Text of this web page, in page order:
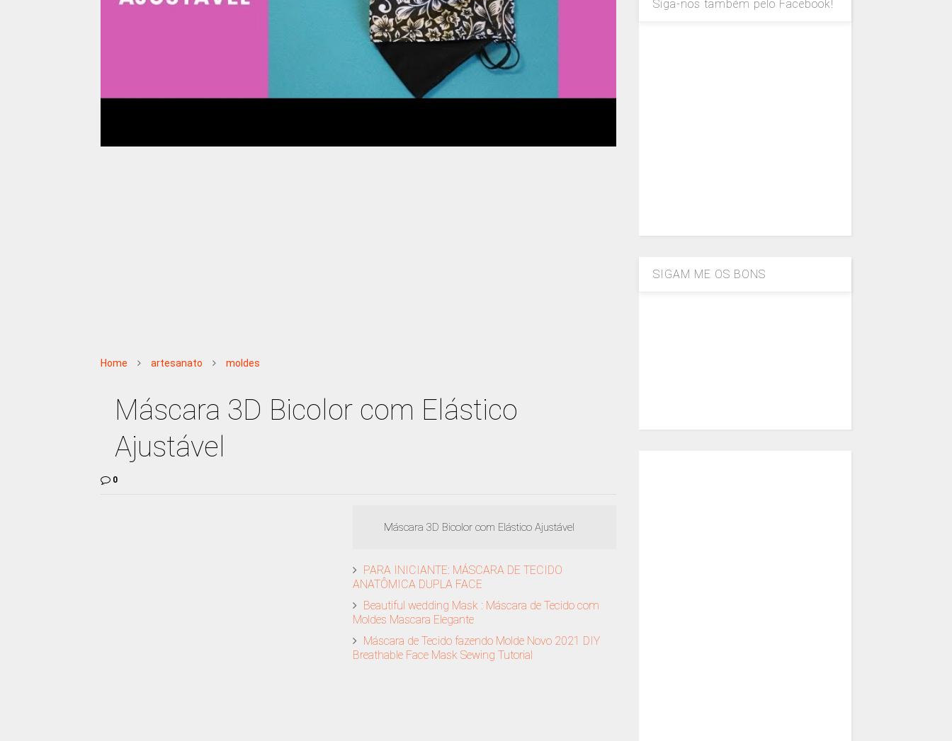
Home artesanato moldes
Máscara 3D Bicolor com Elástico
Ajustável
0
Máscara 3D Bicolor com Elástico Ajustável
PARA INICIANTE: MÁSCARA DE TECIDO
ANATÔMICA DUPLA FACE
Beautiful​ wedding​ Mask : Máscara de Tecido com
Moldes Mascara Elegante
Máscara de Tecido fazendo Molde Novo 2021 DIY​
Breathable​ Face​ Mask​ Sewing​ Tutorial​
Siga-nos também pelo Facebook!
SIGAM ME OS BONS